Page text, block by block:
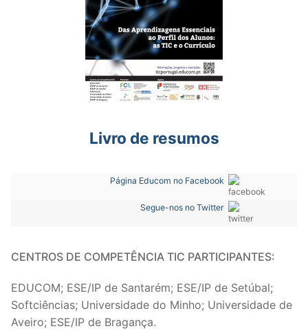
Livro de resumos
Página Educom no Facebook
Segue-nos no Twitter
CENTROS DE COMPETÊNCIA TIC PARTICIPANTES:
EDUCOM; ESE/IP de Santarém; ESE/IP de Setúbal;
Softciências; Universidade do Minho; Universidade de
Aveiro; ESE/IP de Bragança.